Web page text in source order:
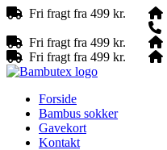
Videre
indhold
Fri fragt fra 499 kr.
Fri fragt fra 499 kr.
Fri fragt fra 499 kr.
Forside
Bambus sokker
Gavekort
Kontakt